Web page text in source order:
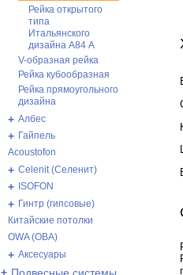
Рейка открытого
типа
Итальянского
дизайна А84 А
V-образная рейка
Рейка кубообразная
Рейка прямоугольного
дизайна
+ Албес
+ Гайпель
Acoustofon
+ Celenit (Селенит)
+ ISOFON
+ Гинтр (гипсовые)
Китайские потолки
OWA (ОВА)
+ Аксесуары